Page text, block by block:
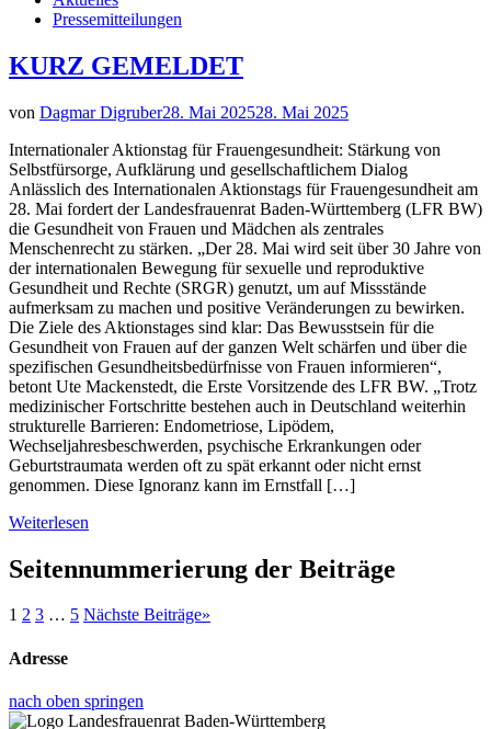
Pressemitteilungen
KURZ GEMELDET
von Dagmar Digruber28. Mai 202528. Mai 2025
Internationaler Aktionstag für Frauengesundheit: Stärkung von
Selbstfürsorge, Aufklärung und gesellschaftlichem Dialog
Anlässlich des Internationalen Aktionstags für Frauengesundheit am
28. Mai fordert der Landesfrauenrat Baden-Württemberg (LFR BW)
die Gesundheit von Frauen und Mädchen als zentrales
Menschenrecht zu stärken. „Der 28. Mai wird seit über 30 Jahre von
der internationalen Bewegung für sexuelle und reproduktive
Gesundheit und Rechte (SRGR) genutzt, um auf Missstände
aufmerksam zu machen und positive Veränderungen zu bewirken.
Die Ziele des Aktionstages sind klar: Das Bewusstsein für die
Gesundheit von Frauen auf der ganzen Welt schärfen und über die
spezifischen Gesundheitsbedürfnisse von Frauen informieren“,
betont Ute Mackenstedt, die Erste Vorsitzende des LFR BW. „Trotz
medizinischer Fortschritte bestehen auch in Deutschland weiterhin
strukturelle Barrieren: Endometriose, Lipödem,
Wechseljahresbeschwerden, psychische Erkrankungen oder
Geburtstraumata werden oft zu spät erkannt oder nicht ernst
genommen. Diese Ignoranz kann im Ernstfall […]
Weiterlesen
Seitennummerierung der Beiträge
1 2 3 … 5 Nächste Beiträge»
Adresse
nach oben springen